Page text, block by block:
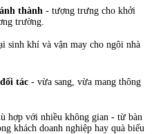
thành - tượng trưng cho khởi
trường.
sinh khí và vận may cho ngôi nhà
tác - vừa sang, vừa mang thông
hợp với nhiều không gian - từ bàn
khách doanh nghiệp hay quà biếu